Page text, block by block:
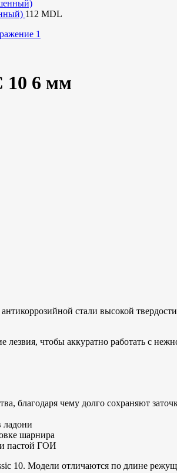
112 MDL
10 6 мм
стали высокой
чтобы аккуратно работать с
благодаря чему долго сохраняют
ладони
шарнира
пастой ГОИ
10. Модели отличаются по длине